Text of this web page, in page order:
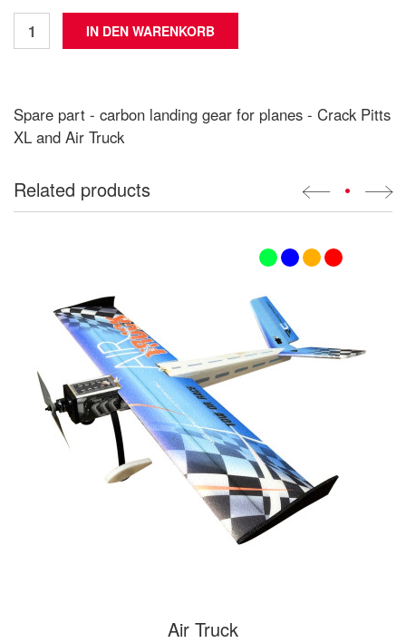
Spare part - carbon landing gear for planes - Crack Pitts
XL and Air Truck
Related products •
Air Truck